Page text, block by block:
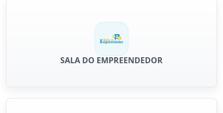
SALA DO EMPREENDEDOR